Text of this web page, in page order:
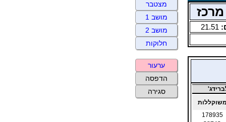
21.51
משוקללות
178935
מצטבר
מושב 1
מושב 2
חלוקות
ערעור
הדפסה
סגירה